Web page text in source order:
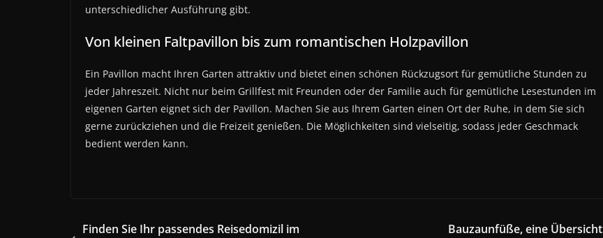
unterschiedlicher Ausführung gibt.
Von kleinen Faltpavillon bis zum romantischen Holzpavillon
Ein Pavillon macht Ihren Garten attraktiv und bietet einen schönen Rückzugsort für gemütliche Stunden zu
jeder Jahreszeit. Nicht nur beim Grillfest mit Freunden oder der Familie auch für gemütliche Lesestunden im
eigenen Garten eignet sich der Pavillon. Machen Sie aus Ihrem Garten einen Ort der Ruhe, in dem Sie sich
gerne zurückziehen und die Freizeit genießen. Die Möglichkeiten sind vielseitig, sodass jeder Geschmack
bedient werden kann.
Finden Sie Ihr passendes Reisedomizil im
Bauzaunfüße, eine Übersicht